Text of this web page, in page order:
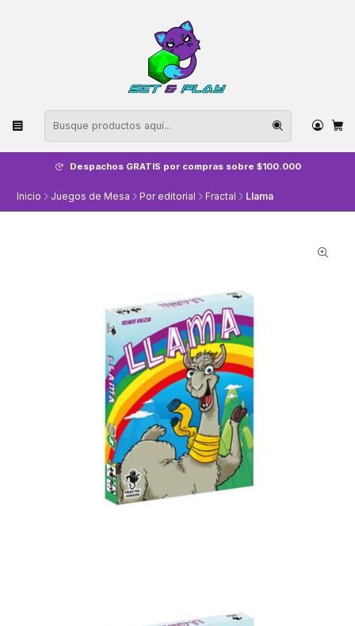
Despachos GRATIS por compras sobre $100.000
Inicio Juegos de Mesa Por editorial Fractal Llama